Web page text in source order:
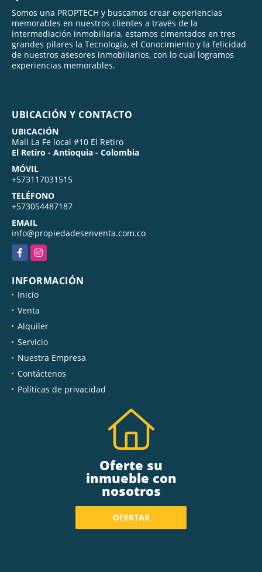
Somos una PROPTECH y buscamos crear experiencias
memorables en nuestros clientes a través de la
intermediación inmobiliaria, estamos cimentados en tres
grandes pilares la Tecnología, el Conocimiento y la felicidad
de nuestros asesores inmobiliarios, con lo cual logramos
experiencias memorables.
UBICACIÓN Y CONTACTO
UBICACIÓN
Mall La Fe local #10 El Retiro
El Retiro - Antioquia - Colombia
MÓVIL
+573117031515
TELÉFONO
+573054487187
EMAIL
info@propiedadesenventa.com.co
FacebookInstagram
INFORMACIÓN
Inicio
Venta
Alquiler
Servicio
Nuestra Empresa
Contáctenos
Políticas de privacidad
Oferte su
inmueble con
nosotros
OFERTAR